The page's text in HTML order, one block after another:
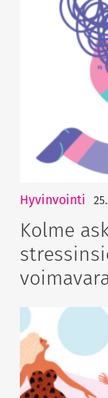
Hyvinvointi
Kolme